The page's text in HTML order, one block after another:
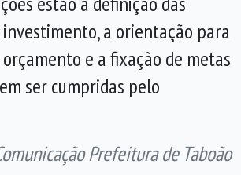
a orientação para
e a fixação de metas
ser cumpridas pelo
Prefeitura de Taboão